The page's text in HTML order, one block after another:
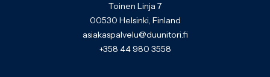
Toinen Linja 7
00530 Helsinki, Finland
asiakaspalvelu@duunitori.fi
+358 44 980 3558